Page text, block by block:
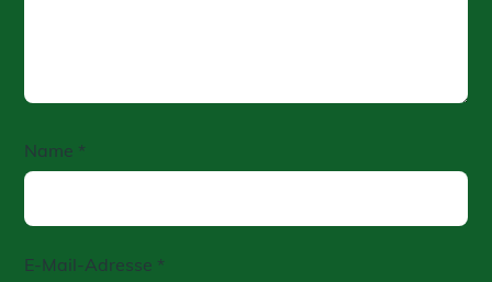
Name *
E-Mail-Adresse *